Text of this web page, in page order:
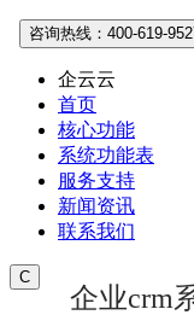
咨询热线：400-619-
企云云
首页
核心功能
系统功能表
服务支持
新闻资讯
联系我们
C
企业crm